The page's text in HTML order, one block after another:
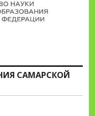
САМАРСКОЙ